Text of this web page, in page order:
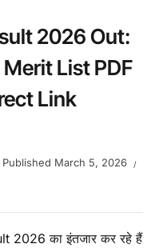
2026 Out:
List PDF
Link
Published March 5, 2026
2026 का इंतजार कर रहे हैं